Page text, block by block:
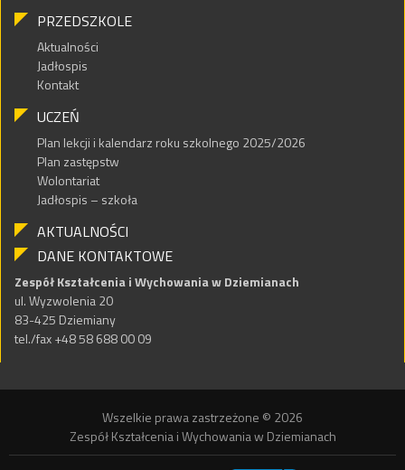
PRZEDSZKOLE
Aktualności
Jadłospis
Kontakt
UCZEŃ
Plan lekcji i kalendarz roku szkolnego 2025/2026
Plan zastępstw
Wolontariat
Jadłospis – szkoła
AKTUALNOŚCI
DANE KONTAKTOWE
Zespół Kształcenia i Wychowania w Dziemianach
ul. Wyzwolenia 20
83-425 Dziemiany
tel./fax +48 58 688 00 09
Wszelkie prawa zastrzeżone © 2026
Zespół Kształcenia i Wychowania w Dziemianach